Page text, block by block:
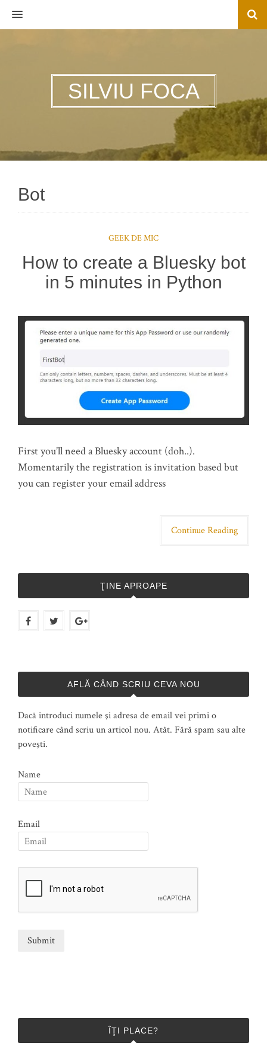
MENU
SILVIU FOCA
Bot
GEEK DE MIC
How to create a Bluesky bot
in 5 minutes in Python
First you’ll need a Bluesky account (doh..).
Momentarily the registration is invitation based but
you can register your email address
Continue Reading
ŢINE APROAPE
AFLĂ CÂND SCRIU CEVA NOU
Dacă introduci numele şi adresa de email vei primi o
notificare când scriu un articol nou. Atât. Fără spam sau alte
poveşti.
Name
Email
ÎŢI PLACE?